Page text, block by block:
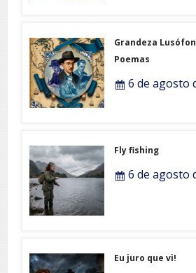
Grandeza
Poemas
6 de agosto
Fly fishing
6 de agosto
Eu juro que vi!